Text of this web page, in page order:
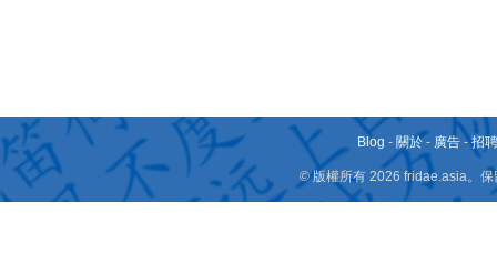
Blog - 關於 - 廣告 -招
© 版權所有 2026 fridae.asia。